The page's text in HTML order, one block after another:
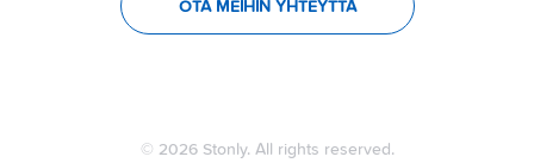
OTA MEIHIN YHTEYTTÄ
© 2026 Stonly. All rights reserved.